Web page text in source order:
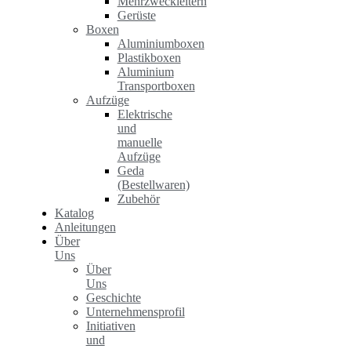
Gerüste
Boxen
Aluminiumboxen
Plastikboxen
Aluminium
Transportboxen
Aufzüge
Elektrische
und
manuelle
Aufzüge
Geda
(Bestellwaren)
Zubehör
Katalog
Anleitungen
Über
Uns
Über
Uns
Geschichte
Unternehmensprofil
Initiativen
und